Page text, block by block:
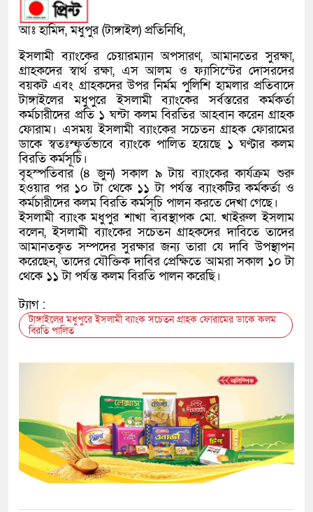
আঃ হামিদ, মধুপুর (টাঙ্গাইল) প্রতিনিধি,
ইসলামী ব্যাংকের চেয়ারম্যান অপসারণ, আমানতের সুরক্ষা,
গ্রাহকদের স্বার্থ রক্ষা, এস আলম ও ফ্যাসিস্টের দোসরদের
বয়কট এবং গ্রাহকদের উপর নির্মম পুলিশি হামলার প্রতিবাদে
টাঙ্গাইলের মধুপুরে ইসলামী ব্যাংকের সর্বস্তরের কর্মকর্তা
কর্মচারীদের প্রতি ১ ঘন্টা কলম বিরতির আহবান করেন গ্রাহক
ফোরাম। এসময় ইসলামী ব্যাংকের সচেতন গ্রাহক ফোরামের
ডাকে স্বতঃস্ফূর্তভাবে ব্যাংকে পালিত হয়েছে ১ ঘণ্টার কলম
বিরতি কর্মসূচি।
বৃহস্পতিবার (৪ জুন) সকাল ৯ টায় ব্যাংকের কার্যক্রম শুরু
হওয়ার পর ১০ টা থেকে ১১ টা পর্যন্ত ব্যাংকটির কর্মকর্তা ও
কর্মচারীদের কলম বিরতি কর্মসূচি পালন করতে দেখা গেছে।
ইসলামী ব্যাংক মধুপুর শাখা ব্যবস্থাপক মো. খাইরুল ইসলাম
বলেন, ইসলামী ব্যাংকের সচেতন গ্রাহকদের দাবিতে তাদের
আমানতকৃত সম্পদের সুরক্ষার জন্য তারা যে দাবি উপস্থাপন
করেছেন, তাদের যৌক্তিক দাবির প্রেক্ষিতে আমরা সকাল ১০ টা
থেকে ১১ টা পর্যন্ত কলম বিরতি পালন করেছি।
ট্যাগ :
টাঙ্গাইলের মধুপুরে ইসলামী ব্যাংক সচেতন গ্রাহক ফোরামের ডাকে কলম
বিরতি পালিত